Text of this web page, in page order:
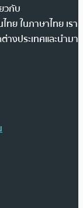
วกับ
ย ในภาษาไทย เรา
งประเทศและนำมา